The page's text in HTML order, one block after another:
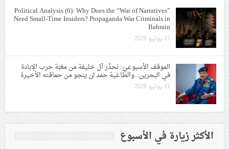
Political Analysis (6): Why Does the “War of Narratives”
Need Small-Time Insiders? Propaganda War Criminals in
Bahrain
15 يونيو 2026
الموقف الأسبوعيّ: نحذّر آل خليفة من مغبّة حرب الإبادة
في البحرين.. والطاغية حمد لن ينجو من حماقته الأخيرة
01 يونيو 2026
الأكثر زيارة في الأسبوع